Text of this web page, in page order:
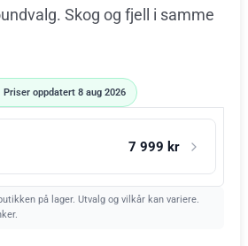
Skog og fjell i samme
Priser oppdatert 8 aug 2026
7 999 kr
på lager. Utvalg og vilkår kan variere.